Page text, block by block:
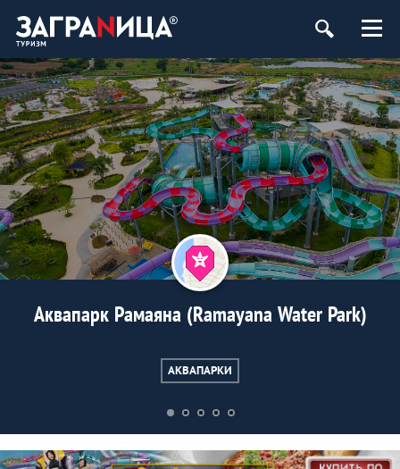
Аквапарк Рамаяна (Ramayana Water Park)
АКВАПАРКИ